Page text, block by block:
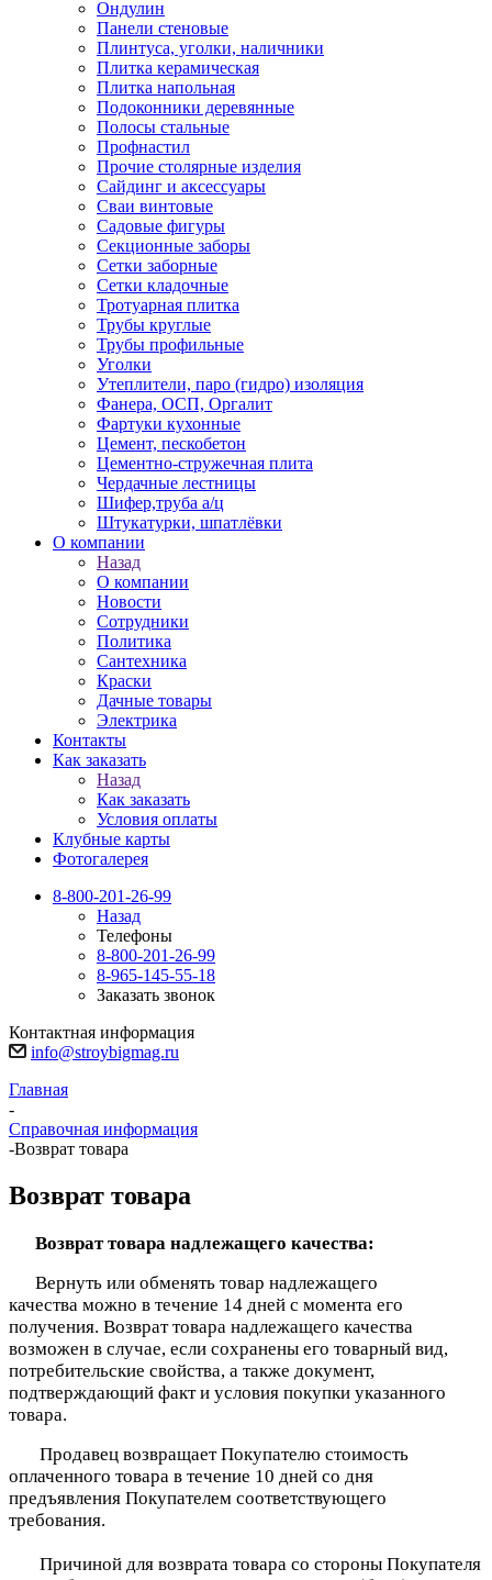
Ондулин
Панели стеновые
Плинтуса, уголки, наличники
Плитка керамическая
Плитка напольная
Подоконники деревянные
Полосы стальные
Профнастил
Прочие столярные изделия
Сайдинг и аксессуары
Сваи винтовые
Садовые фигуры
Секционные заборы
Сетки заборные
Сетки кладочные
Тротуарная плитка
Трубы круглые
Трубы профильные
Уголки
Утеплители, паро (гидро) изоляция
Фанера, ОСП, Оргалит
Фартуки кухонные
Цемент, пескобетон
Цементно-стружечная плита
Чердачные лестницы
Шифер,труба а/ц
Штукатурки, шпатлёвки
О компании
Назад
О компании
Новости
Сотрудники
Политика
Сантехника
Краски
Дачные товары
Электрика
Контакты
Как заказать
Назад
Как заказать
Условия оплаты
Клубные карты
Фотогалерея
8-800-201-26-99
Назад
Телефоны
8-800-201-26-99
8-965-145-55-18
Заказать звонок
Контактная информация
info@stroybigmag.ru
Главная
-
Справочная информация
-Возврат товара
Возврат товара
Возврат товара надлежащего качества:
Вернуть или обменять товар надлежащего
качества можно в течение 14 дней с момента его
получения. Возврат товара надлежащего качества
возможен в случае, если сохранены его товарный вид,
потребительские свойства, а также документ,
подтверждающий факт и условия покупки указанного
товара.
Продавец возвращает Покупателю стоимость
оплаченного товара в течение 10 дней со дня
предъявления Покупателем соответствующего
требования.
Причиной для возврата товара со стороны Покупателя